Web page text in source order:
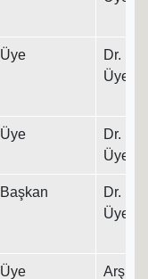
Üye
Dr.
Üyesi
Üye
Dr.
Üyesi
Başkan
Dr.
Üyesi
Üye Arş.